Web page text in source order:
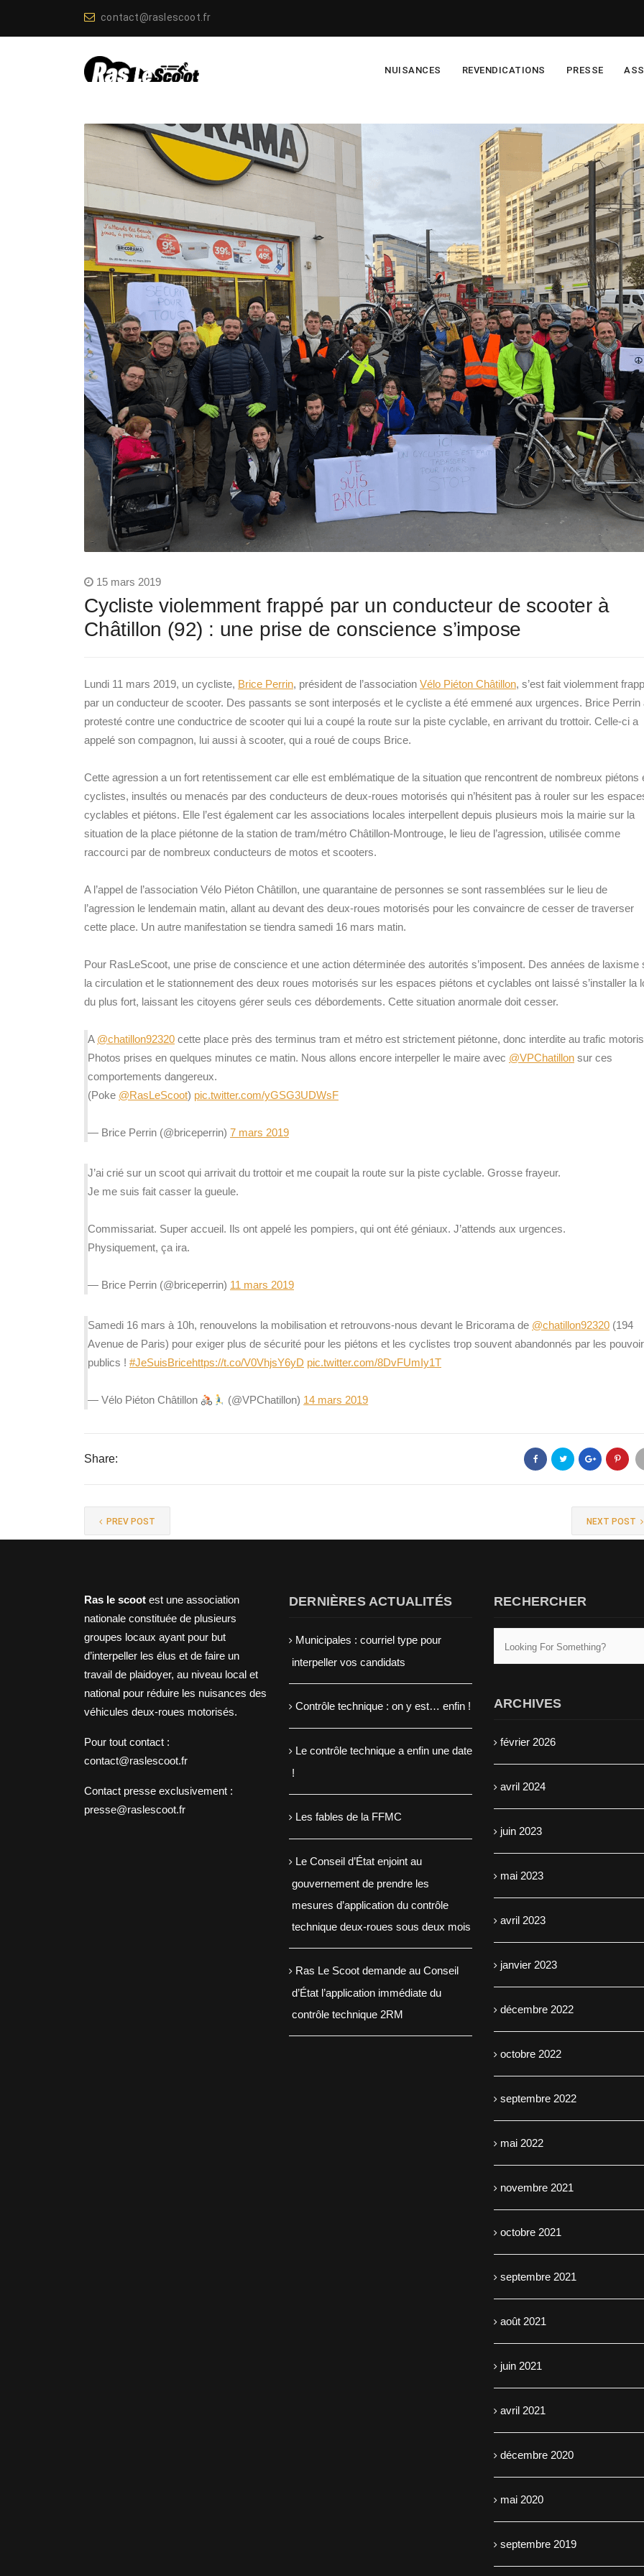
contact@raslescoot.fr
NUISANCES REVENDICATIONS PRESSE
15 mars 2019
Cycliste violemment frappé par un conducteur de scooter à
Châtillon (92) : une prise de conscience s’impose
Lundi 11 mars 2019, un cycliste, Brice Perrin, président de l’association Vélo Piéton Châtillon, s’est fait violemment
par un conducteur de scooter. Des passants se sont interposés et le cycliste a été emmené aux urgences. Brice Perrin
protesté contre une conductrice de scooter qui lui a coupé la route sur la piste cyclable, en arrivant du trottoir. Celle-ci a
appelé son compagnon, lui aussi à scooter, qui a roué de coups Brice.
Cette agression a un fort retentissement car elle est emblématique de la situation que rencontrent de nombreux piétons
cyclistes, insultés ou menacés par des conducteurs de deux-roues motorisés qui n’hésitent pas à rouler sur les
cyclables et piétons. Elle l’est également car les associations locales interpellent depuis plusieurs mois la mairie sur la
situation de la place piétonne de la station de tram/métro Châtillon-Montrouge, le lieu de l’agression, utilisée comme
raccourci par de nombreux conducteurs de motos et scooters.
A l’appel de l’association Vélo Piéton Châtillon, une quarantaine de personnes se sont rassemblées sur le lieu de
l’agression le lendemain matin, allant au devant des deux-roues motorisés pour les convaincre de cesser de traverser
cette place. Un autre manifestation se tiendra samedi 16 mars matin.
Pour RasLeScoot, une prise de conscience et une action déterminée des autorités s’imposent. Des années de laxisme
la circulation et le stationnement des deux roues motorisés sur les espaces piétons et cyclables ont laissé s’installer la
du plus fort, laissant les citoyens gérer seuls ces débordements. Cette situation anormale doit cesser.
A @chatillon92320 cette place près des terminus tram et métro est strictement piétonne, donc interdite au trafic
Photos prises en quelques minutes ce matin. Nous allons encore interpeller le maire avec @VPChatillon sur ces
comportements dangereux.
(Poke @RasLeScoot) pic.twitter.com/yGSG3UDWsF
— Brice Perrin (@briceperrin) 7 mars 2019
J’ai crié sur un scoot qui arrivait du trottoir et me coupait la route sur la piste cyclable. Grosse frayeur.
Je me suis fait casser la gueule.
Commissariat. Super accueil. Ils ont appelé les pompiers, qui ont été géniaux. J’attends aux urgences.
Physiquement, ça ira.
— Brice Perrin (@briceperrin) 11 mars 2019
Samedi 16 mars à 10h, renouvelons la mobilisation et retrouvons-nous devant le Bricorama de @chatillon92320 (194
Avenue de Paris) pour exiger plus de sécurité pour les piétons et les cyclistes trop souvent abandonnés par les
publics ! #JeSuisBricehttps://t.co/V0VhjsY6yD pic.twitter.com/8DvFUmIy1T
— Vélo Piéton Châtillon (@VPChatillon) 14 mars 2019
Share:
PREV POST NEXT POST
Ras le scoot est une association
nationale constituée de plusieurs
groupes locaux ayant pour but
d’interpeller les élus et de faire un
travail de plaidoyer, au niveau local et
national pour réduire les nuisances des
véhicules deux-roues motorisés.
Pour tout contact :
contact@raslescoot.fr
Contact presse exclusivement :
presse@raslescoot.fr
DERNIÈRES ACTUALITÉS
Municipales : courriel type pour
interpeller vos candidats
Contrôle technique : on y est… enfin !
Le contrôle technique a enfin une date
!
Les fables de la FFMC
Le Conseil d’État enjoint au
gouvernement de prendre les
mesures d’application du contrôle
technique deux-roues sous deux mois
Ras Le Scoot demande au Conseil
d’État l’application immédiate du
contrôle technique 2RM
RECHERCHER
ARCHIVES
février 2026
avril 2024
juin 2023
mai 2023
avril 2023
janvier 2023
décembre 2022
octobre 2022
septembre 2022
mai 2022
novembre 2021
octobre 2021
septembre 2021
août 2021
juin 2021
avril 2021
décembre 2020
mai 2020
septembre 2019